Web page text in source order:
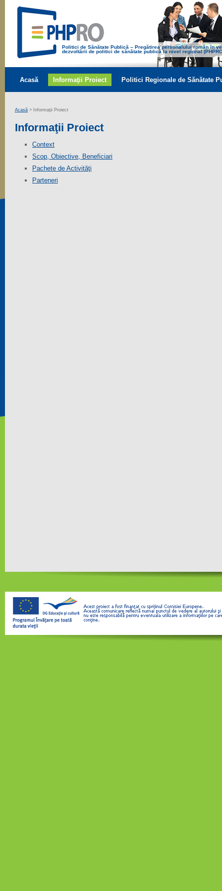
Politici de Sănătate Publică – Pregătirea personalului român în
dezvoltării de politici de sănătate publică la nivel regional
Acasă Informaţii Proiect Politici Regionale de Sănătate
Acasă > Informaţii Proiect
Informaţii Proiect
Context
Scop, Obiective, Beneficiari
Pachete de Activităţi
Parteneri